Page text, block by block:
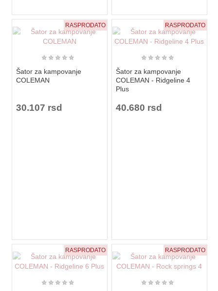
RASPRODATO
★ ★ ★ ★ ★
Šator za kampovanje
COLEMAN
30.107 rsd
RASPRODATO
★ ★ ★ ★ ★
Šator za kampovanje
COLEMAN - Ridgeline 4
Plus
40.680 rsd
RASPRODATO
★ ★ ★ ★ ★
RASPRODATO
★ ★ ★ ★ ★